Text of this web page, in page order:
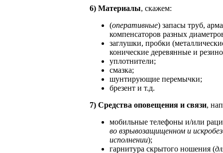
6) Материалы, скажем:
(оперативные) запасы труб,
компенсаторов разных
заглушки, пробки
конические деревянные и
уплотнители;
смазка;
шунтирующие перемычки;
брезент и т.д.
7) Средства оповещения и связи,
мобильные телефоны и/или
во взрывозащищенном и
исполнении);
гарнитура скрытого ношения (